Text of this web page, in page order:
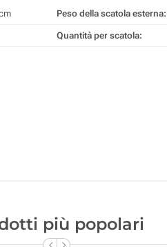
Peso della scatola esterna:
Quantità per scatola:
più popolari